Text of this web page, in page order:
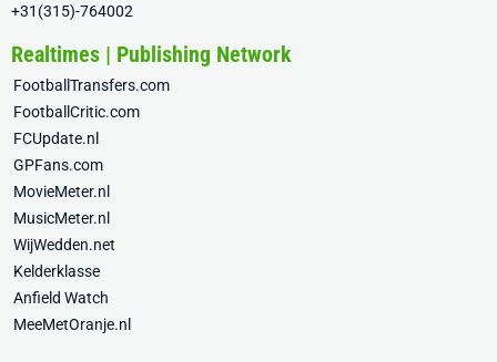
+31(315)-764002
Realtimes | Publishing Network
FootballTransfers.com
FootballCritic.com
FCUpdate.nl
GPFans.com
MovieMeter.nl
MusicMeter.nl
WijWedden.net
Kelderklasse
Anfield Watch
MeeMetOranje.nl